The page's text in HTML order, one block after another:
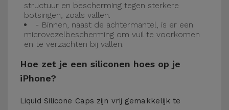
structuur en bescherming tegen sterkere
botsingen, zoals vallen.
- Binnen, naast de achtermantel, is er een
microvezelbescherming om vuil te voorkomen
en te verzachten bij vallen.
Hoe zet je een siliconen hoes op je
iPhone?
Liquid Silicone Caps zijn vrij gemakkelijk te